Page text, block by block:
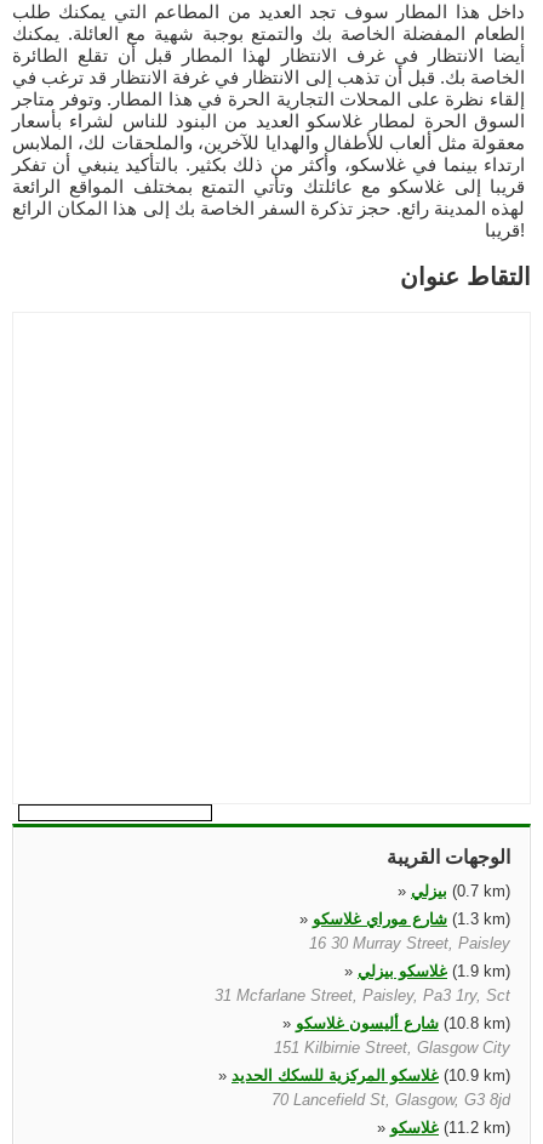
داخل هذا المطار سوف تجد العديد من المطاعم التي يمكنك طلب
الطعام المفضلة الخاصة بك والتمتع بوجبة شهية مع العائلة. يمكنك
أيضا الانتظار في غرف الانتظار لهذا المطار قبل أن تقلع الطائرة
الخاصة بك. قبل أن تذهب إلى الانتظار في غرفة الانتظار قد ترغب في
إلقاء نظرة على المحلات التجارية الحرة في هذا المطار. وتوفر متاجر
السوق الحرة لمطار غلاسكو العديد من البنود للناس لشراء بأسعار
معقولة مثل ألعاب للأطفال والهدايا للآخرين، والملحقات لك، الملابس
ارتداء بينما في غلاسكو، وأكثر من ذلك بكثير. بالتأكيد ينبغي أن تفكر
قريبا إلى غلاسكو مع عائلتك وتأتي التمتع بمختلف المواقع الرائعة
لهذه المدينة رائع. حجز تذكرة السفر الخاصة بك إلى هذا المكان الرائع
قريبا!
التقاط عنوان
الوجهات القريبة
» بيزلي
(0.7 km)
» شارع موراي غلاسكو
(1.3 km)
16 30 Murray Street, Paisley
» غلاسكو بيزلي
(1.9 km)
31 Mcfarlane Street, Paisley, Pa3 1ry, Sct
» شارع أليسون غلاسكو
(10.8 km)
151 Kilbirnie Street, Glasgow City
» غلاسكو المركزية للسكك الحديد
(10.9 km)
70 Lancefield St, Glasgow, G3 8jd
» غلاسكو
(11.2 km)